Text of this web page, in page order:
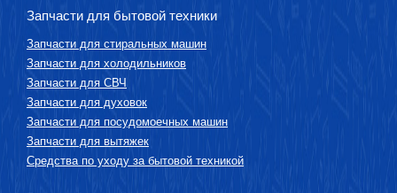
Запчасти для бытовой техники
Запчасти для стиральных машин
Запчасти для холодильников
Запчасти для СВЧ
Запчасти для духовок
Запчасти для посудомоечных машин
Запчасти для вытяжек
Средства по уходу за бытовой техникой